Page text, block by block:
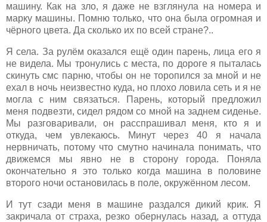
машину. Как на зло, я даже не взглянула на номера и
марку машины. Помню только, что она была огромная и
чёрного цвета. Да сколько их по всей стране?..
Я села. За рулём оказался ещё один парень, лица его я
не видела. Мы тронулись с места, по дороге я пыталась
скинуть смс парню, чтобы он не торопился за мной и не
ехал в ночь неизвестно куда, но плохо ловила сеть и я не
могла с ним связаться. Парень, который предложил
меня подвезти, сидел рядом со мной на заднем сиденье.
Мы разговаривали, он расспрашивал меня, кто я и
откуда, чем увлекаюсь. Минут через 40 я начала
нервничать, потому что смутно начинала понимать, что
движемся мы явно не в сторону города. Поняла
окончательно я это только когда машина в половине
второго ночи остановилась в поле, окружённом лесом.
И тут сзади меня в машине раздался дикий крик. Я
закричала от страха, резко обернулась назад, а оттуда